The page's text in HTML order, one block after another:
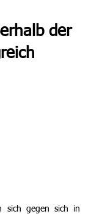
der
sich gegen sich in